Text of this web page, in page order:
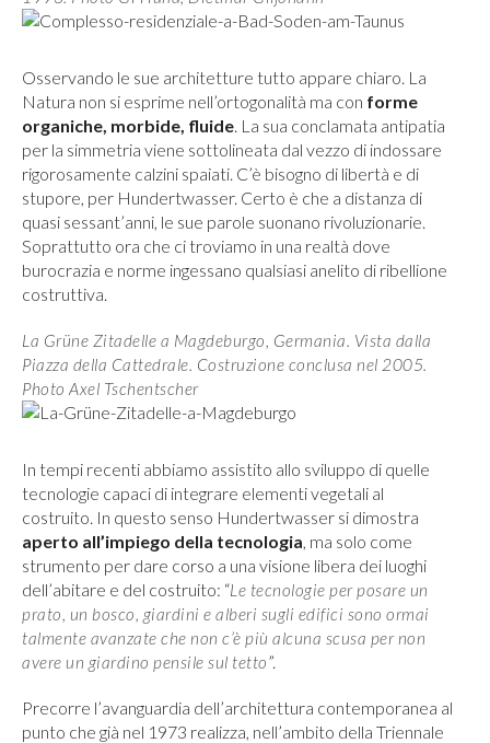
Osservando le sue architetture tutto appare chiaro. La
Natura non si esprime nell’ortogonalità ma con forme
organiche, morbide, fluide. La sua conclamata antipatia
per la simmetria viene sottolineata dal vezzo di indossare
rigorosamente calzini spaiati. C’è bisogno di libertà e di
stupore, per Hundertwasser. Certo è che a distanza di
quasi sessant’anni, le sue parole suonano rivoluzionarie.
Soprattutto ora che ci troviamo in una realtà dove
burocrazia e norme ingessano qualsiasi anelito di ribellione
costruttiva.
La Grüne Zitadelle a Magdeburgo, Germania. Vista dalla
Piazza della Cattedrale. Costruzione conclusa nel 2005.
Photo Axel Tschentscher
In tempi recenti abbiamo assistito allo sviluppo di quelle
tecnologie capaci di integrare elementi vegetali al
costruito. In questo senso Hundertwasser si dimostra
aperto all’impiego della tecnologia, ma solo come
strumento per dare corso a una visione libera dei luoghi
dell’abitare e del costruito: “Le tecnologie per posare un
prato, un bosco, giardini e alberi sugli edifici sono ormai
talmente avanzate che non c’è più alcuna scusa per non
avere un giardino pensile sul tetto”.
Precorre l’avanguardia dell’architettura contemporanea al
punto che già nel 1973 realizza, nell’ambito della Triennale